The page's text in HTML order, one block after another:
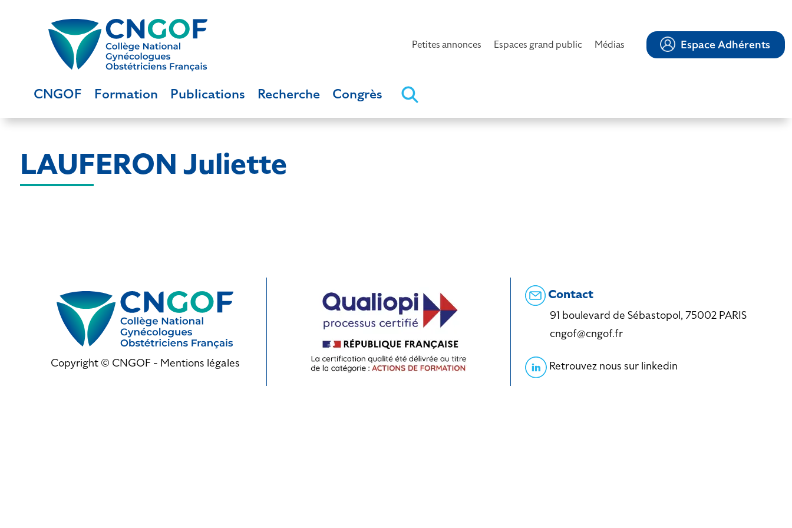
Petites annonces Espaces grand public Médias Espace Adhérents
CNGOF Formation Publications Recherche Congrès
LAUFERON Juliette
Copyright © CNGOF - Mentions légales
Contact
91 boulevard de Sébastopol, 75002 PARIS
cngof@cngof.fr
Retrouvez nous sur linkedin